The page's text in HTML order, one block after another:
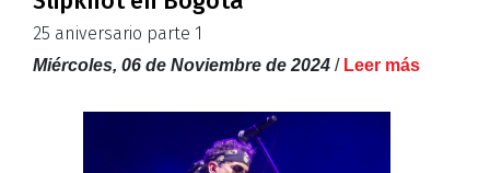
25 aniversario parte 1
Miércoles, 06 de Noviembre de 2024 / Leer más